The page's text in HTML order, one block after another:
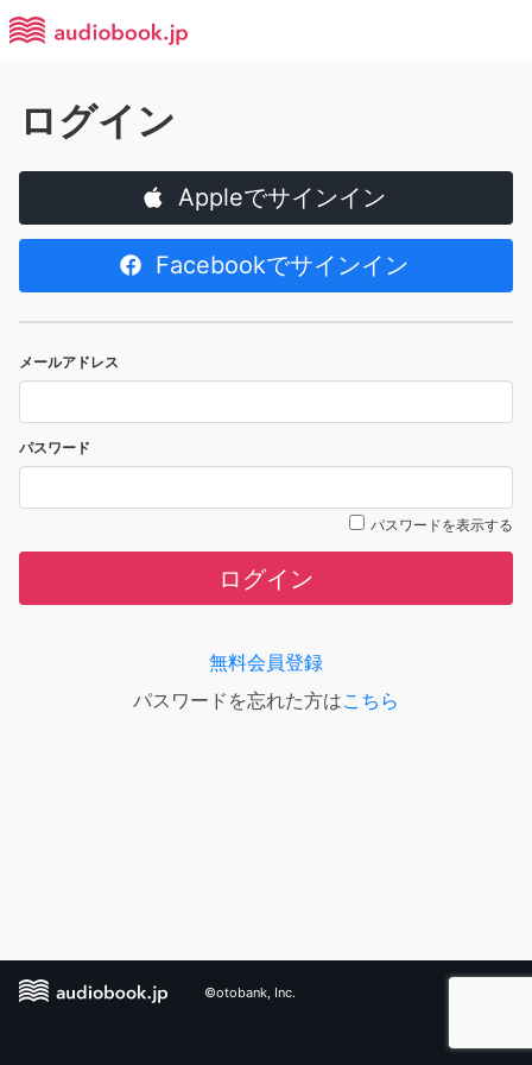
ログイン
Appleでサインイン
Facebookでサインイン
メールアドレス
パスワード
パスワードを表示する
ログイン
無料会員登録
パスワードを忘れた方はこちら
©otobank, Inc.